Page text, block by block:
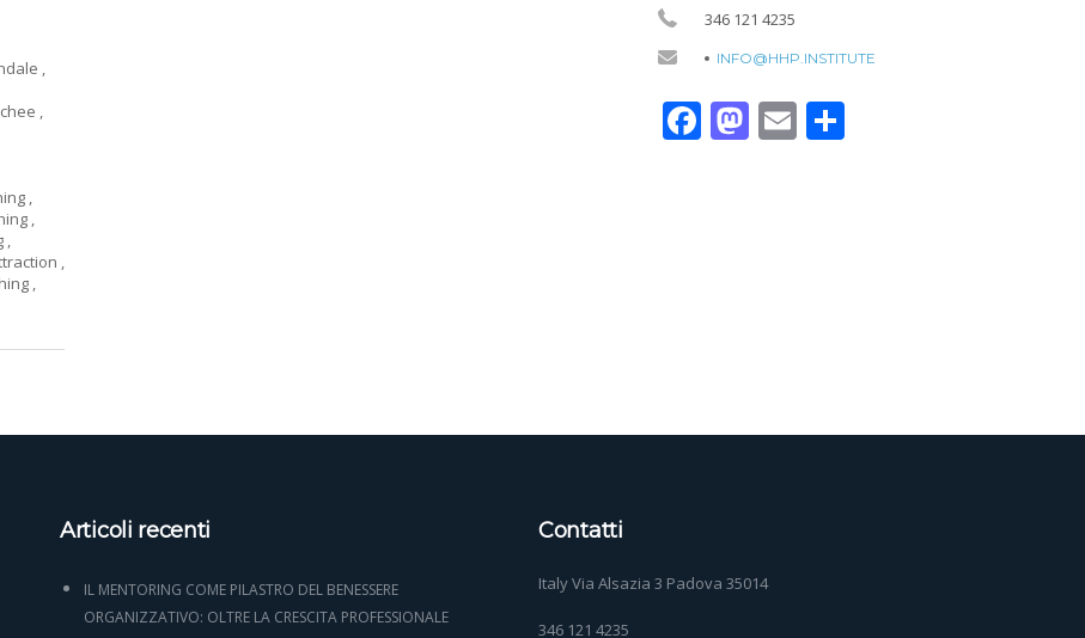
,
,
,
,
,
,
,
346 121 4235
INFO@HHP.INSTITUTE
Facebook
Mastodon
Email
Articoli recenti
IL MENTORING COME PILASTRO DEL BENESSERE
ORGANIZZATIVO: OLTRE LA CRESCITA PROFESSIONALE
Contatti
Italy Via Alsazia 3 Padova 35014
346 121 4235